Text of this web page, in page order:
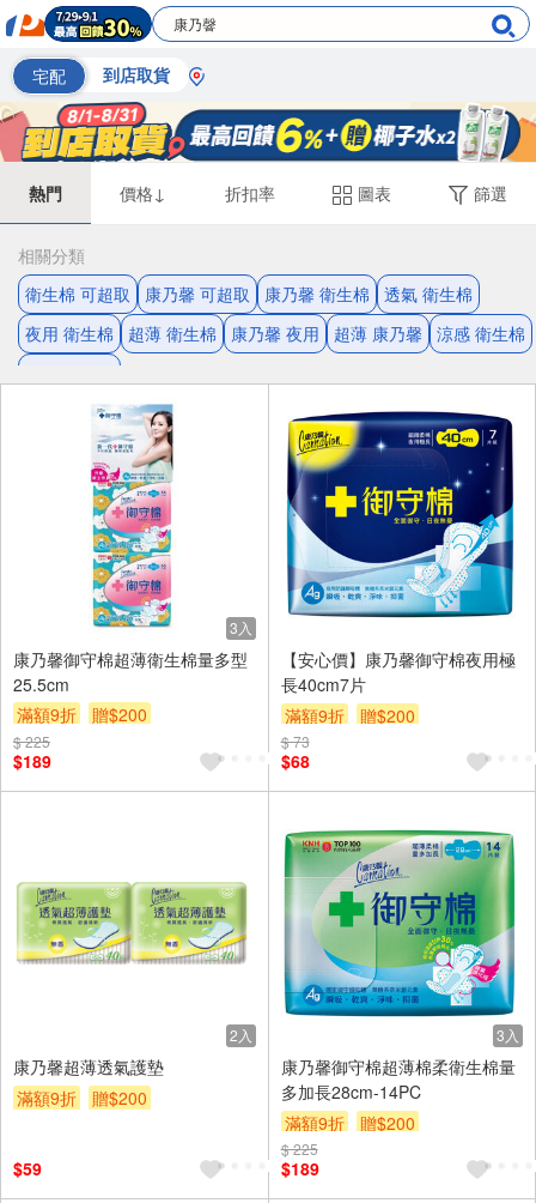
宅配 到店取貨
熱門 價格↓ 折扣率 圖表 篩選
相關分類
衛生棉 可超取
康乃馨 可超取 康乃馨 衛生棉
透氣 衛生棉
夜用 衛生棉
超薄 衛生棉 康乃馨 夜用 超薄 康乃馨
涼感 衛生棉
3入
康乃馨御守棉超薄衛生棉量多型
25.5cm
滿額9折
贈$200
$ 225
$189
【安心價】康乃馨御守棉夜用極
長40cm7片
滿額9折
贈$200
$ 73
$68
2入
康乃馨超薄透氣護墊
滿額9折
贈$200
$59
3入
康乃馨御守棉超薄棉柔衛生棉量
多加長28cm-14PC
滿額9折
贈$200
$ 225
$189